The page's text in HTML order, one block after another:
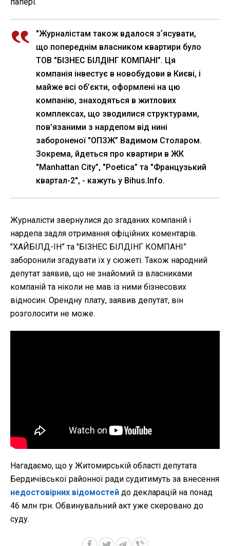
"Журналістам також вдалося зʼясувати,
що попереднім власником квартири було
ТОВ "БІЗНЕС БІЛДІНГ КОМПАНІ”. Ця
компанія інвестує в новобудови в Києві, і
майже всі об’єкти, оформлені на цю
компанію, знаходяться в житлових
комплексах, що зводилися структурами,
пов’язаними з нардепом від нині
забороненої "ОПЗЖ” Вадимом Столаром.
Зокрема, йдеться про квартири в ЖК
"Manhattan City”, "Poetica” та "Французький
квартал-2", - кажуть у Bihus.Info.
Журналісти звернулися до згаданих компаній і
нардепа задля отримання офіційних коментарів.
"ХАЙБІЛД-ІН” та "БІЗНЕС БІЛДІНГ КОМПАНІ”
заборонили згадувати їх у сюжеті. Також народний
депутат заявив, що не знайомий із власниками
компаній та ніколи не мав із ними бізнесових
відносин. Орендну плату, заявив депутат, він
розголосити не може.
Нагадаємо, що у Житомирській області депутата
Бердичівської районної ради судитимуть за внесення
недостовірних відомостей до декларацій на понад
46 млн грн. Обвинувальний акт уже скеровано до
суду.